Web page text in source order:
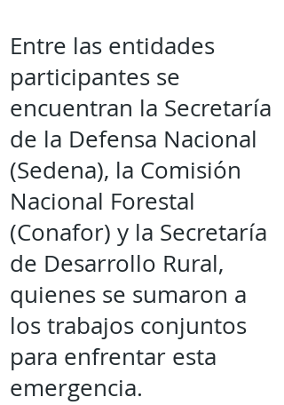
Entre las entidades
participantes se
encuentran la Secretaría
de la Defensa Nacional
(Sedena), la Comisión
Nacional Forestal
(Conafor) y la Secretaría
de Desarrollo Rural,
quienes se sumaron a
los trabajos conjuntos
para enfrentar esta
emergencia.